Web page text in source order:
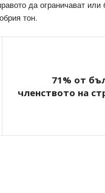
да ограничават или
тон.
71% от
членството на